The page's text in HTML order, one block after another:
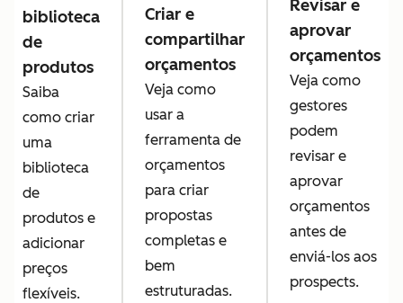
biblioteca
de
produtos
Saiba
como criar
uma
biblioteca
de
produtos e
adicionar
preços
flexíveis.
Criar e
compartilhar
orçamentos
Veja como
usar a
ferramenta de
orçamentos
para criar
propostas
completas e
bem
estruturadas.
Revisar e
aprovar
orçamentos
Veja como
gestores
podem
revisar e
aprovar
orçamentos
antes de
enviá-los aos
prospects.